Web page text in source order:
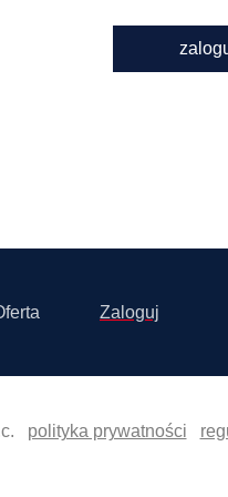
Zaloguj
polityka prywatności